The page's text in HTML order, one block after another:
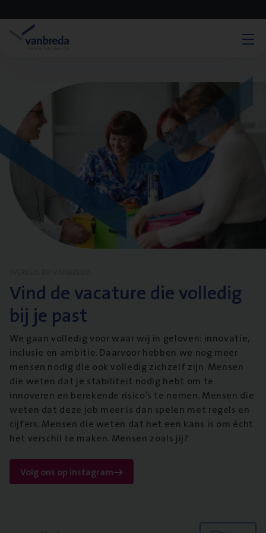
Vind de vacature die volledig
bij je past
We gaan volledig voor waar wij in geloven: innovatie,
inclusie en ambitie. Daarvoor hebben we nog meer
mensen nodig die ook volledig zichzelf zijn. Mensen
die weten dat je stabiliteit nodig hebt om te
innoveren en berekende risico’s te nemen. Mensen die
weten dat deze job meer is dan spelen met regels en
cijfers. Mensen die weten dat het een kans is om écht
het verschil te maken. Mensen zoals jij?
Volg ons op instagram